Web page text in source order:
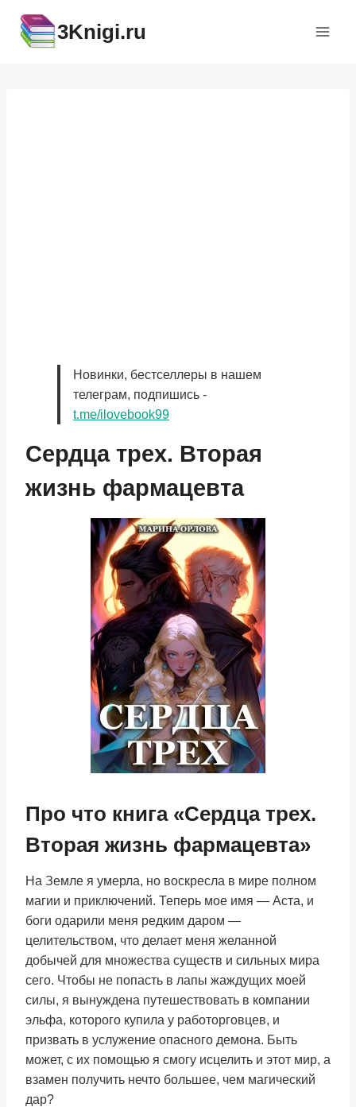
содержимому
3Knigi.ru
Новинки, бестселлеры в нашем
телеграм, подпишись -
t.me/ilovebook99
Сердца трех. Вторая
жизнь фармацевта
Про что книга «Сердца трех.
Вторая жизнь фармацевта»
На Земле я умерла, но воскресла в мире полном
магии и приключений. Теперь мое имя — Аста, и
боги одарили меня редким даром —
целительством, что делает меня желанной
добычей для множества существ и сильных мира
сего. Чтобы не попасть в лапы жаждущих моей
силы, я вынуждена путешествовать в компании
эльфа, которого купила у работорговцев, и
призвать в услужение опасного демона. Быть
может, с их помощью я смогу исцелить и этот мир, а
взамен получить нечто большее, чем магический
дар?